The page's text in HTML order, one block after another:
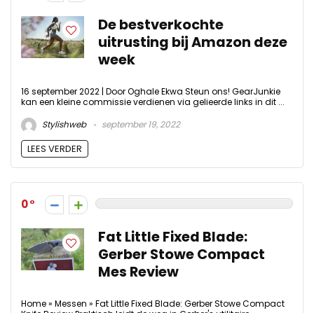
De bestverkochte
uitrusting bij Amazon deze
week
16 september 2022 | Door Oghale Ekwa Steun ons! GearJunkie
kan een kleine commissie verdienen via gelieerde links in dit ...
Stylishweb
september 19, 2022
LEES VERDER
0
Fat Little Fixed Blade:
Gerber Stowe Compact
Mes Review
Home » Messen » Fat Little Fixed Blade: Gerber Stowe Compact